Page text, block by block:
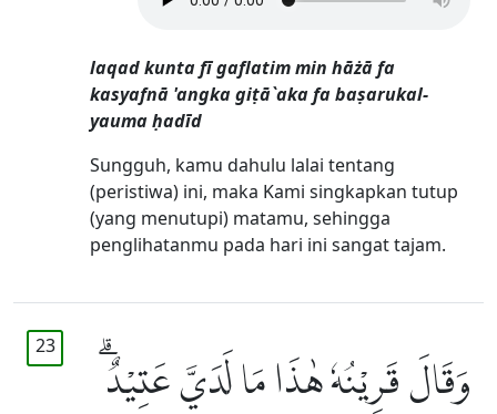
laqad kunta fī gaflatim min hāżā fa
kasyafnā 'angka giṭā`aka fa baṣarukal-
yauma ḥadīd
Sungguh, kamu dahulu lalai tentang
(peristiwa) ini, maka Kami singkapkan tutup
(yang menutupi) matamu, sehingga
penglihatanmu pada hari ini sangat tajam.
23
وَقَالَ قَرِيْنُهٗ هٰذَا مَا لَدَيَّ عَتِيْدٌۗ